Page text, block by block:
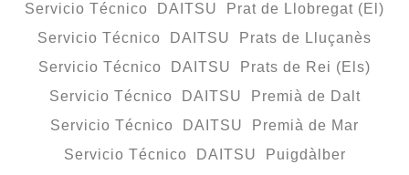
Servicio Técnico DAITSU Prat de Llobregat (El)
Servicio Técnico DAITSU Prats de Lluçanès
Servicio Técnico DAITSU Prats de Rei (Els)
Servicio Técnico DAITSU Premià de Dalt
Servicio Técnico DAITSU Premià de Mar
Servicio Técnico DAITSU Puigdàlber